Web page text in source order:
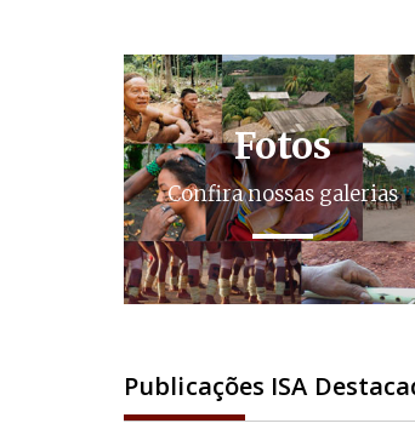
Fotos
Confira nossas galerias
Publicações ISA